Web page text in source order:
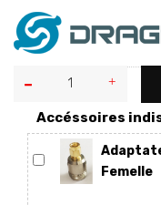
Accéssoires
Femelle